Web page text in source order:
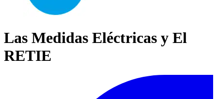
Las Medidas Eléctricas y El
RETIE